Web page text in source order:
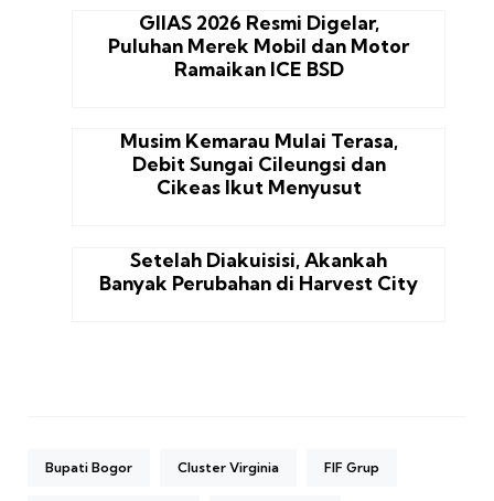
GIIAS 2026 Resmi Digelar,
Puluhan Merek Mobil dan Motor
Ramaikan ICE BSD
Musim Kemarau Mulai Terasa,
Debit Sungai Cileungsi dan
Cikeas Ikut Menyusut
Setelah Diakuisisi, Akankah
Banyak Perubahan di Harvest City
Bupati Bogor Cluster Virginia FIF Grup